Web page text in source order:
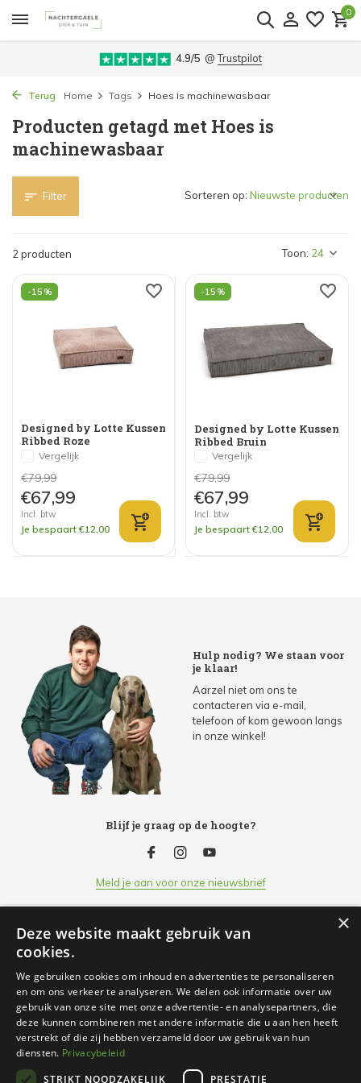
0
4.9/5 @Trustpilot
Terug Home Tags Hoes is machinewasbaar
Producten getagd met Hoes is
machinewasbaar
Filter
2 producten Toon:
Sorteren op:
-15%
Designed by Lotte Kussen
Ribbed Roze
Vergelijk
€79,99
€67,99
Incl. btw
Je bespaart €12,00
-15%
Designed by Lotte Kussen
Ribbed Bruin
Vergelijk
€79,99
€67,99
Incl. btw
Je bespaart €12,00
Hulp nodig? We staan voor
je klaar!
Aarzel niet om ons te
contacteren via e-mail,
telefoon of kom gewoon langs
in onze winkel!
Blijf je graag op de hoogte?
Meld je aan voor onze nieuwsbrief
Klantenservice
Openingsuren
Informatie
×
Deze website maakt gebruik van
cookies.
We gebruiken cookies om inhoud en advertenties te personaliseren
en om ons verkeer te analyseren. We delen ook informatie over uw
gebruik van onze site met onze advertentie- en analysepartners, die
deze kunnen combineren met andere informatie die u aan hen heeft
verstrekt of die zij hebben verzameld door uw gebruik van hun
diensten. Privacybeleid
STRIKT NOODZAKELIJK
PRESTATIE